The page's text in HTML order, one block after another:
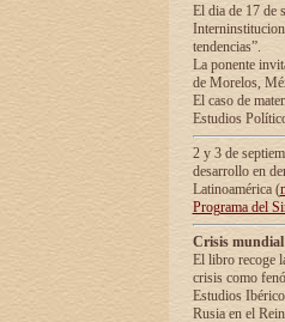
El dia de 17 de
tendencias”.
La ponente
de Morelos,
El caso de
Estudios
2 y 3 de
desarrollo en
Latinoamérica (
Programa del
Crisis
El libro recoge
crisis como
Estudios
Rusia en el